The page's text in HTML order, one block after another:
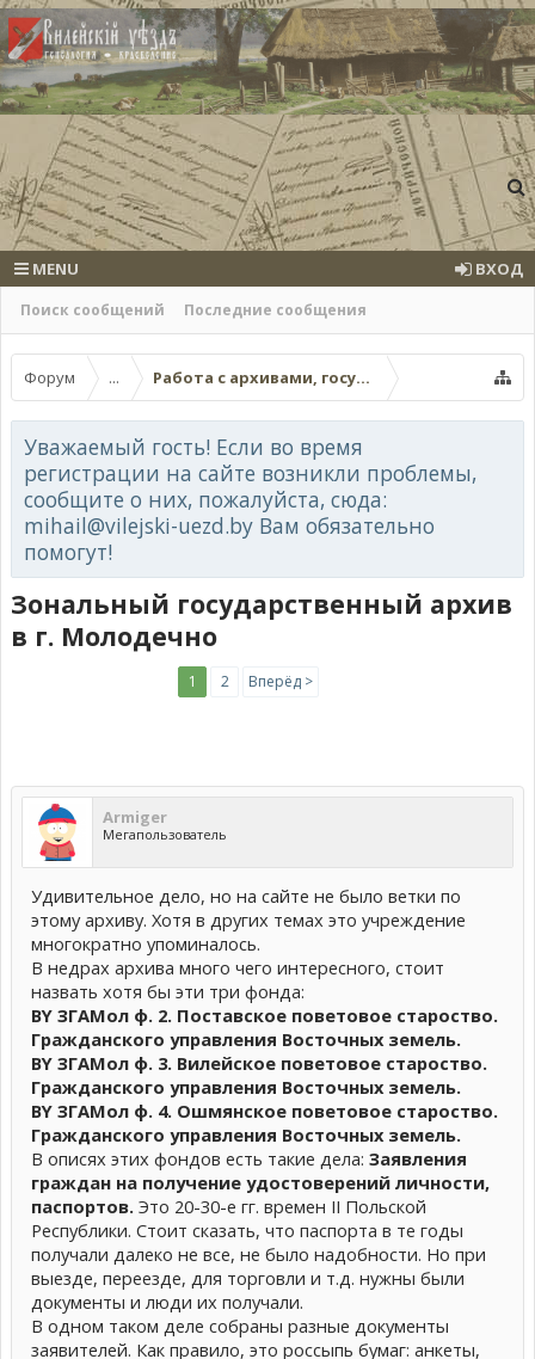
Поиск сообщений Последние сообщения
MENU ВХОД
Форум ... Работа с архивами, госучреждениями,
Уважаемый гость! Если во время
регистрации на сайте возникли проблемы,
сообщите о них, пожалуйста, сюда:
mihail@vilejski-uezd.by Вам обязательно
помогут!
Зональный государственный архив
в г. Молодечно
1 2 Вперёд >
Armiger
Мегапользователь
Удивительное дело, но на сайте не было ветки по
этому архиву. Хотя в других темах это учреждение
многократно упоминалось.
В недрах архива много чего интересного, стоит
назвать хотя бы эти три фонда:
BY ЗГАМол ф. 2. Поставское поветовое староство.
Гражданского управления Восточных земель.
BY ЗГАМол ф. 3. Вилейское поветовое староство.
Гражданского управления Восточных земель.
BY ЗГАМол ф. 4. Ошмянское поветовое староство.
Гражданского управления Восточных земель.
В описях этих фондов есть такие дела: Заявления
граждан на получение удостоверений личности,
паспортов. Это 20-30-е гг. времен II Польской
Республики. Стоит сказать, что паспорта в те годы
получали далеко не все, не было надобности. Но при
выезде, переезде, для торговли и т.д. нужны были
документы и люди их получали.
В одном таком деле собраны разные документы
заявителей. Как правило, это россыпь бумаг: анкеты,